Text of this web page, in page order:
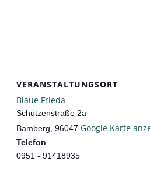
VERANSTALTUNGSORT
Blaue Frieda
Schützenstraße 2a
Bamberg 96047 Google Karte
Telefon
0951 - 91418935